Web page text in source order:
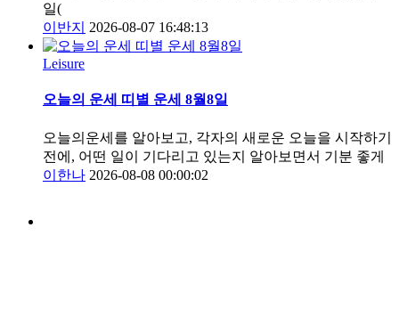
일(
이반지
2026-08-07 16:48:13
Leisure
오늘의 운세 띠별 운세 8월8일
오늘의운세를 알아보고, 각자의 새로운 오늘을 시작하기
전에, 어떤 일이 기다리고 있는지 알아보면서 기분 좋게
이한나 2026-08-08 00:00:02